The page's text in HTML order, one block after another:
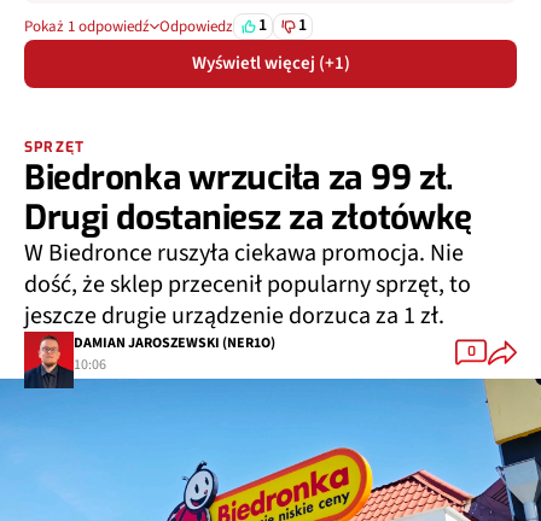
Pokaż 1 odpowiedź Odpowiedz 1 1
Wyświetl więcej (+1)
SPRZĘT
Biedronka wrzuciła za 99 zł.
Drugi dostaniesz za złotówkę
W Biedronce ruszyła ciekawa promocja. Nie
dość, że sklep przecenił popularny sprzęt, to
jeszcze drugie urządzenie dorzuca za 1 zł.
DAMIAN JAROSZEWSKI (NER1O)
10:06
0